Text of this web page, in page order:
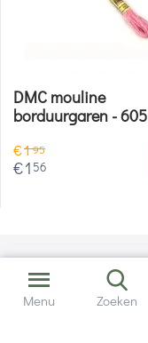
DMC mouline
borduurgaren - 605
€195
€1 56
Menu Zoeken